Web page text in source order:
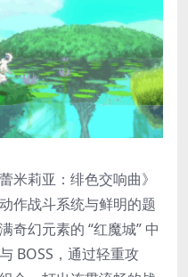
米莉亚：绯色交响曲》
作战斗系统与鲜明的题
奇幻元素的 “红魔城” 中
BOSS，通过轻重攻